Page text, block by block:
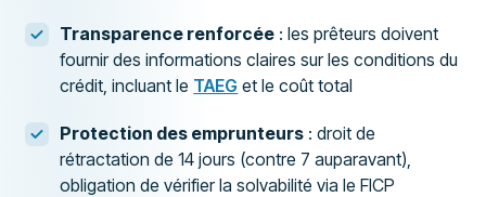
Transparence renforcée : les prêteurs doivent
fournir des informations claires sur les conditions du
crédit, incluant le TAEG et le coût total
Protection des emprunteurs : droit de
rétractation de 14 jours (contre 7 auparavant),
obligation de vérifier la solvabilité via le FICP